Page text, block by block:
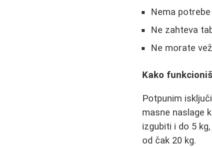
Nema
Ne zahteva
Ne morate
Kako
Potpunim
masne naslage
izgubiti i do 5
od čak 20 kg.